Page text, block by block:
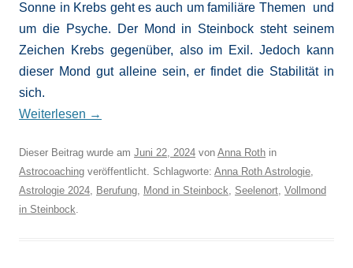
Sonne in Krebs geht es auch um familiäre Themen und
um die Psyche. Der Mond in Steinbock steht seinem
Zeichen Krebs gegenüber, also im Exil. Jedoch kann
dieser Mond gut alleine sein, er findet die Stabilität in
sich.
Weiterlesen →
Dieser Beitrag wurde am Juni 22, 2024 von Anna Roth in
Astrocoaching veröffentlicht. Schlagworte: Anna Roth Astrologie,
Astrologie 2024, Berufung, Mond in Steinbock, Seelenort, Vollmond
in Steinbock.